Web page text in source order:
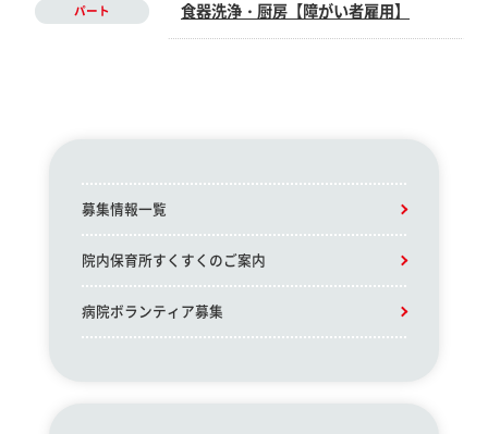
パート 食器洗浄・厨房【障がい者雇用】
募集情報一覧
院内保育所すくすくのご案内
病院ボランティア募集